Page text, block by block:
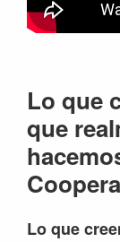
Lo que
que
Lo que